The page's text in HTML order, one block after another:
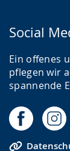
Social
Ein offenes
pflegen wir
spannende